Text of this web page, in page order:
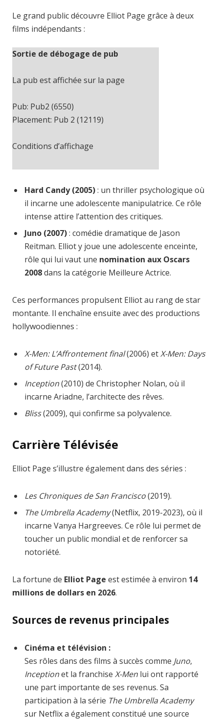
Le grand public découvre Elliot Page grâce à deux
films indépendants :
Sortie de débogage de pub
La pub est affichée sur la page
Pub: Pub2 (6550)
Placement: Pub 2 (12119)
Conditions d’affichage
Cache-busting:ajax
The ad can work with passive cache-
busting
Hard Candy (2005): un thriller psychologique où
il incarne une adolescente manipulatrice. Ce rôle
intense attire l’attention des critiques.
Juno (2007): comédie dramatique de Jason
Reitman. Elliot y joue une adolescente enceinte,
rôle qui lui vaut une nomination aux Oscars
2008dans la catégorie Meilleure Actrice.
Ces performances propulsent Elliot au rang de star
montante. Il enchaîne ensuite avec des productions
hollywoodiennes :
X-Men: L’Affrontement final(2006) etX-Men: Days
of Future Past(2014).
Inception(2010) de Christopher Nolan, où il
incarne Ariadne, l’architecte des rêves.
Bliss(2009), qui confirme sa polyvalence.
Carrière Télévisée
Elliot Page s’illustre également dans des séries :
Les Chroniques de San Francisco(2019).
The Umbrella Academy(Netflix, 2019-2023), où il
incarne Vanya Hargreeves. Ce rôle lui permet de
toucher un public mondial et de renforcer sa
notoriété.
La fortune de Elliot Page est estimée à environ 14
millions de dollars en 2026.
Sources de revenus principales
Cinéma et télévision :
Ses rôles dans des films à succès comme Juno,
Inceptionet la franchise X-Men lui ont rapporté
une part importante de ses revenus. Sa
participation à la série The Umbrella Academy
sur Netflix a également constitué une source